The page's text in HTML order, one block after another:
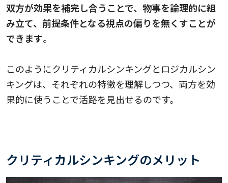
双方が効果を補完し合うことで、物事を論理的に組
み立て、前提条件となる視点の偏りを無くすことが
できます。
このようにクリティカルシンキングとロジカルシン
キングは、それぞれの特徴を理解しつつ、両方を効
果的に使うことで活路を見出せるのです。
クリティカルシンキングのメリット